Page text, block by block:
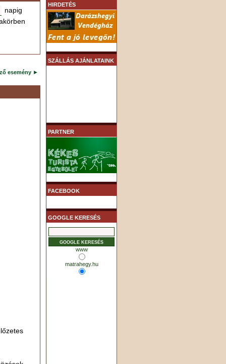
napig
esemény ►
HIRDETÉS
SZÁLLÁS AJÁNLATAINK
PARTNER
FACEBOOK
GOOGLE KERESÉS
www
matrahegy.hu